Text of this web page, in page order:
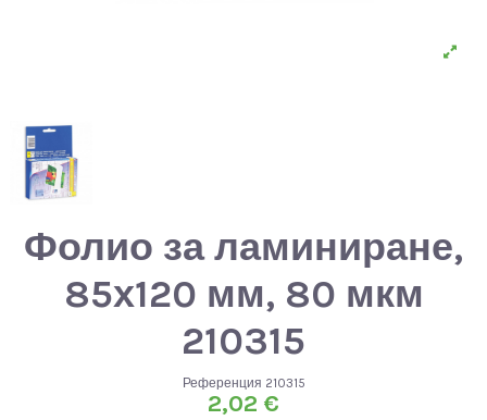
Фолио за ламиниране,
85х120 мм, 80 мкм
210315
Референция 210315
2,02 €